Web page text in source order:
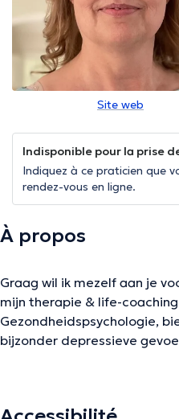
Site web
Indisponible pour la prise
Indiquez à ce praticien que
rendez-vous en ligne.
À propos
Graag wil ik mezelf aan je
mijn therapie & life-
Gezondheidspsychologie,
bijzonder depressieve